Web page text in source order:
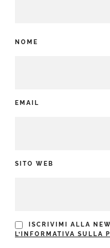
NOME
EMAIL
SITO WEB
ISCRIVIMI ALLA
L’INFORMATIVA SULLA